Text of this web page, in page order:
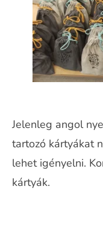
Jelenleg angol
tartozó kártyákat
lehet igényelni.
kártyák.